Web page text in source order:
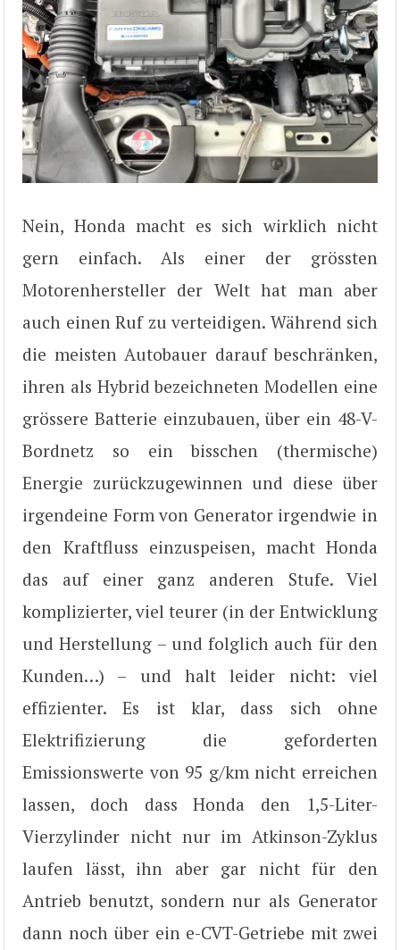
Nein, Honda macht es sich wirklich nicht
gern einfach. Als einer der grössten
Motorenhersteller der Welt hat man aber
auch einen Ruf zu verteidigen. Während sich
die meisten Autobauer darauf beschränken,
ihren als Hybrid bezeichneten Modellen eine
grössere Batterie einzubauen, über ein 48-V-
Bordnetz so ein bisschen (thermische)
Energie zurückzugewinnen und diese über
irgendeine Form von Generator irgendwie in
den Kraftfluss einzuspeisen, macht Honda
das auf einer ganz anderen Stufe. Viel
komplizierter, viel teurer (in der Entwicklung
und Herstellung – und folglich auch für den
Kunden…) – und halt leider nicht: viel
effizienter. Es ist klar, dass sich ohne
Elektrifizierung die geforderten
Emissionswerte von 95 g/km nicht erreichen
lassen, doch dass Honda den 1,5-Liter-
Vierzylinder nicht nur im Atkinson-Zyklus
laufen lässt, ihn aber gar nicht für den
Antrieb benutzt, sondern nur als Generator
dann noch über ein e-CVT-Getriebe mit zwei